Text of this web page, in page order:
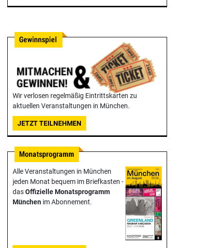
Wir verlosen regelmäßig Eintrittskarten zu
aktuellen Veranstaltungen in München.
JETZT TEILNEHMEN
Alle Veranstaltungen in München
jeden Monat bequem im Briefkasten -
dasOffizielle Monats­programm
München im Abonnement.